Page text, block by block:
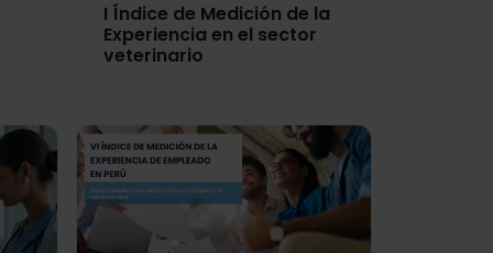
I Índice de Medición de la
Experiencia en el sector
veterinario